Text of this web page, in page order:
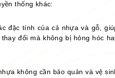
thống khác:
đặc tính của cả nhựa và gỗ,
đổi mà không bị hỏng hóc
không cần bảo quản và vệ